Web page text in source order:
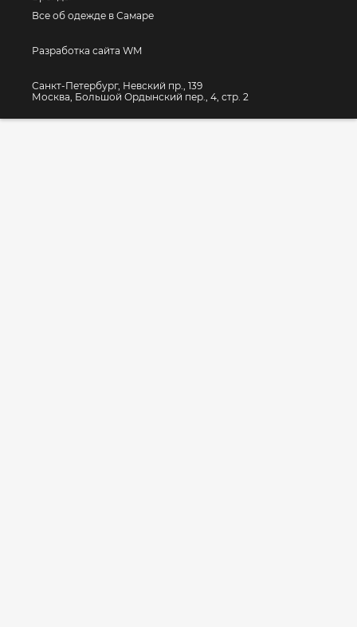
Все об одежде в Самаре
Разработка сайта WM
Санкт-Петербург, Невский пр., 139
Москва, Большой Ордынский пер., 4, стр. 2